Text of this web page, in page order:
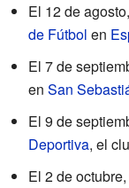
El 12 de
de Fútbol en
El 7 de
en San
El 9 de
Deportiva, el
El 2 de